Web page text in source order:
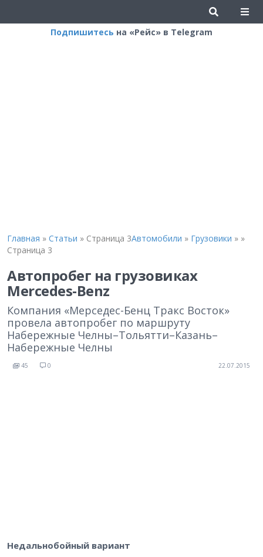
Подпишитесь на «Рейс» в Telegram
Главная » Статьи » Страница 3Автомобили » Грузовики » »
Страница 3
Автопробег на грузовиках
Mercedes-Benz
Компания «Мерседес-Бенц Тракс Восток»
провела автопробег по маршруту
Набережные Челны–Тольятти–Казань–
Набережные Челны
45 0 22.07.2015
Недальнобойный вариант